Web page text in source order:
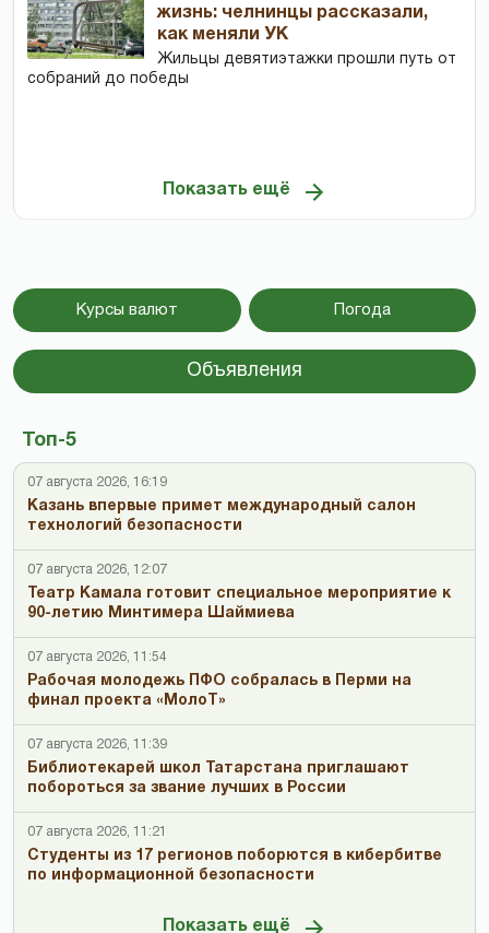
жизнь: челнинцы рассказали,
как меняли УК
Жильцы девятиэтажки прошли путь от
собраний до победы
Показать ещё
Курсы валют Погода
Объявления
Топ-5
07 августа 2026, 16:19
Казань впервые примет международный салон
технологий безопасности
07 августа 2026, 12:07
Театр Камала готовит специальное мероприятие к
90-летию Минтимера Шаймиева
07 августа 2026, 11:54
Рабочая молодежь ПФО собралась в Перми на
финал проекта «МолоТ»
07 августа 2026, 11:39
Библиотекарей школ Татарстана приглашают
побороться за звание лучших в России
07 августа 2026, 11:21
Студенты из 17 регионов поборются в кибербитве
по информационной безопасности
Показать ещё